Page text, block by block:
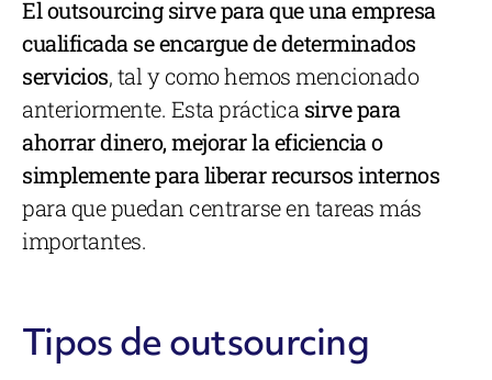
El outsourcing sirve para que una empresa
cualificada se encargue de determinados
servicios, tal y como hemos mencionado
anteriormente. Esta práctica sirve para
ahorrar dinero, mejorar la eficiencia o
simplemente para liberar recursos internos
para que puedan centrarse en tareas más
importantes.
Tipos de outsourcing